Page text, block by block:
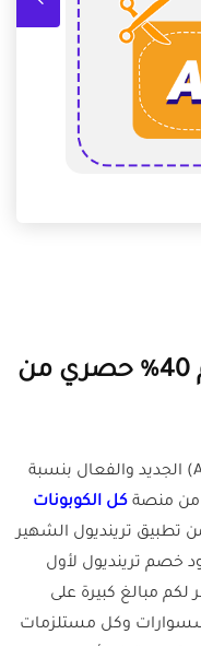
كود خصم ترينديول: خصم 40% حصري من
لاقيتوا أفضل كود خصم ترينديول (AABC) الجديد والفعال بنسبة
كل الكوبونات
تطبيق ترينديول الشهير
خصم ترينديول لأول
لكم مبالغ كبيرة على
وكل مستلزمات